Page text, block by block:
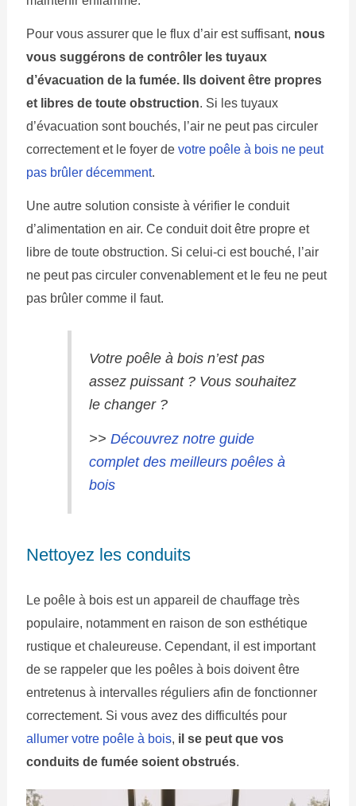
Pour vous assurer que le flux d’air est suffisant, nous
vous suggérons de contrôler les tuyaux
d’évacuation de la fumée. Ils doivent être propres
et libres de toute obstruction. Si les tuyaux
d’évacuation sont bouchés, l’air ne peut pas circuler
correctement et le foyer de votre poêle à bois ne peut
pas brûler décemment.
Une autre solution consiste à vérifier le conduit
d’alimentation en air. Ce conduit doit être propre et
libre de toute obstruction. Si celui-ci est bouché, l’air
ne peut pas circuler convenablement et le feu ne peut
pas brûler comme il faut.
Votre poêle à bois n’est pas
assez puissant ? Vous souhaitez
le changer ?
>> Découvrez notre guide
complet des meilleurs poêles à
bois
Nettoyez les conduits
Le poêle à bois est un appareil de chauffage très
populaire, notamment en raison de son esthétique
rustique et chaleureuse. Cependant, il est important
de se rappeler que les poêles à bois doivent être
entretenus à intervalles réguliers afin de fonctionner
correctement. Si vous avez des difficultés pour
allumer votre poêle à bois, il se peut que vos
conduits de fumée soient obstrués.